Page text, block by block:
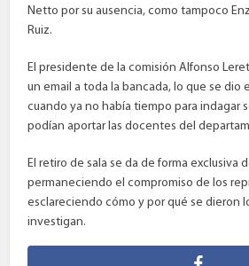
Netto por su ausencia, como tampoco
Ruiz.
El presidente de la comisión Alfonso
un email a toda la bancada, lo que se dio
cuando ya no había tiempo para indagar
podían aportar las docentes del
El retiro de sala se da de forma exclusiva
permaneciendo el compromiso de los
esclareciendo cómo y por qué se dieron
investigan.